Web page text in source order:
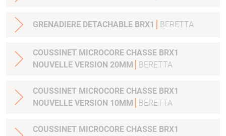
GRENADIERE DETACHABLE BRX1 BERETTA
COUSSINET MICROCORE CHASSE BRX1
NOUVELLE VERSION 20MM
BERETTA
COUSSINET MICROCORE CHASSE BRX1
NOUVELLE VERSION 10MM
BERETTA
COUSSINET MICROCORE CHASSE BRX1